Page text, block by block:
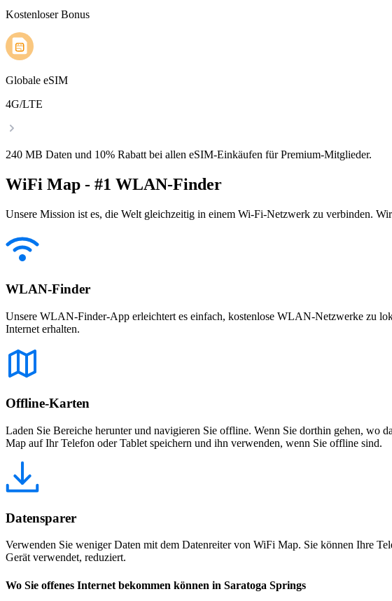
Kostenloser Bonus
Globale eSIM
4G/LTE
240 MB Daten und 10% Rabatt bei allen eSIM-Einkäufen für Premium-Mitglieder.
WiFi Map - #1 WLAN-Finder
Unsere Mission ist es, die Welt gleichzeitig in einem Wi-Fi-Netzwerk zu verbinden.
WLAN-Finder
Unsere WLAN-Finder-App erleichtert es einfach, kostenlose WLAN-Netzwerke zu
Internet erhalten.
Offline-Karten
Laden Sie Bereiche herunter und navigieren Sie offline. Wenn Sie dorthin gehen, wo
Map auf Ihr Telefon oder Tablet speichern und ihn verwenden, wenn Sie offline sind.
Datensparer
Verwenden Sie weniger Daten mit dem Datenreiter von WiFi Map. Sie können Ihre
Gerät verwendet, reduziert.
Wo Sie offenes Internet bekommen können in Saratoga Springs